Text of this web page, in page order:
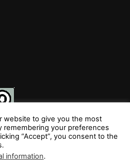
SÍGUENOS
website to give you the most
remembering your preferences
“Accept”, you consent to the
information.